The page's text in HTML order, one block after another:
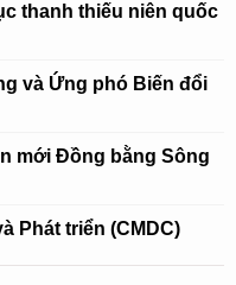
thanh thiếu niên quốc
và Ứng phó Biến đổi
mới Đồng bằng Sông
Phát triển (CMDC)